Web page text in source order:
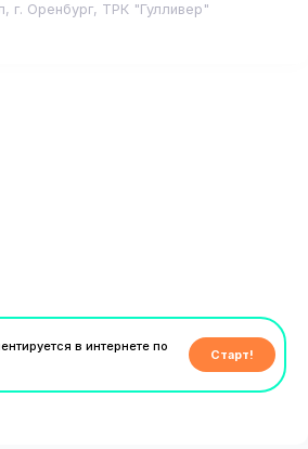
г. Оренбург, ТРК "Гулливер"
в интернете по
Старт!